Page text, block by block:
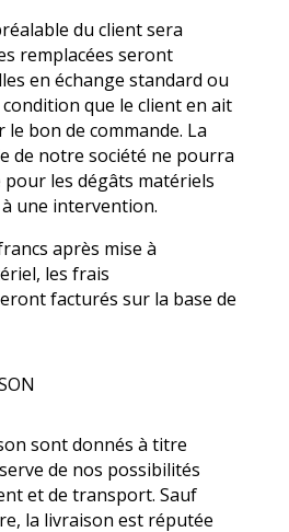
du client sera
remplacées seront
en échange standard ou
que le client en ait
bon de commande. La
de notre société ne pourra
pour les dégâts matériels
une intervention.
après mise à
les frais
facturés sur la base de
sont donnés à titre
de nos possibilités
et de transport. Sauf
la livraison est réputée